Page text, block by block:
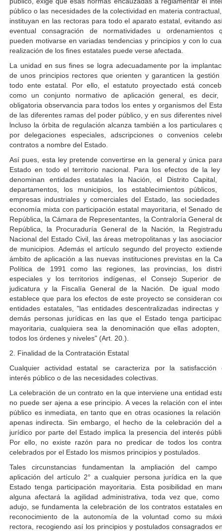
público o las necesidades de la colectividad en materia
instituyan en las rectoras para todo el aparato estatal, evitando
eventual consagración de normatividades u ordenamientos
pueden motivarse en variadas tendencias y principios y con lo
realización de los fines estatales puede verse afectada.
La unidad en sus fines se logra adecuadamente por la
de unos principios rectores que orienten y garanticen la gestión
todo ente estatal. Por ello, el estatuto proyectado está
como un conjunto normativo de aplicación general, es decir,
obligatoria observancia para todos los entes y organismos del
de las diferentes ramas del poder público, y en sus diferentes
lncluso la órbita de regulación alcanza también a los particulares
por delegaciones especiales, adscripciones o convenios
contratos a nombre del Estado.
Así pues, esta ley pretende convertirse en la general y única
Estado en todo el territorio nacional. Para los efectos de la
denominan entidades estatales la Nación, el Distrito Capital,
departamentos, los municipios, los establecimientos públicos,
empresas industriales y comerciales del Estado, las sociedades
economía mixta con participación estatal mayoritaria, el Senado
República, la Cámara de Representantes, la Contraloría General
República, la Procuraduría General de la Nación, la
Nacional del Estado Civil, las áreas metropolitanas y las
de municipios. Además el artículo segundo del proyecto
ámbito de aplicación a las nuevas instituciones previstas en la
Política de 1991 como las regiones, las provincias, los
especiales y los territorios indígenas, el Consejo Superior
judicatura y la Fiscalía General de la Nación. De igual modo
establece que para los efectos de este proyecto se consideran
entidades estatales, "las entidades descentralizadas indirectas y
demás personas jurídicas en las que el Estado tenga
mayoritaria, cualquiera sea la denominación que ellas adopten,
todos los órdenes y niveles" (Art. 20.).
2. Finalidad de la Contratación Estatal
Cualquier actividad estatal se caracteriza por la satisfacción
interés público o de las necesidades colectivas.
La celebración de un contrato en la que interviene una entidad
no puede ser ajena a ese principio. A veces la relación con el
público es inmediata, en tanto que en otras ocasiones la
apenas indirecta. Sin embargo, el hecho de la celebración del
jurídico por parte del Estado implica la presencia del interés
Por ello, no existe razón para no predicar de todos los
celebrados por el Estado los mismos principios y postulados.
Tales circunstancias fundamentan la ampliación del campo
aplicación del artículo 2° a cualquier persona jurídica en la
Estado tenga participación mayoritaria. Esta posibilidad en
alguna afectará la agilidad administrativa, toda vez que, como
adujo, se fundamenta la celebración de los contratos estatales
reconocimiento de la autonomía de la voluntad como su
rectora, recogiendo así los principios y postulados consagrados